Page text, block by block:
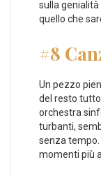
sulla
quello che
#8
Un pezzo
del resto tutto
orchestra
turbanti,
senza
momenti più